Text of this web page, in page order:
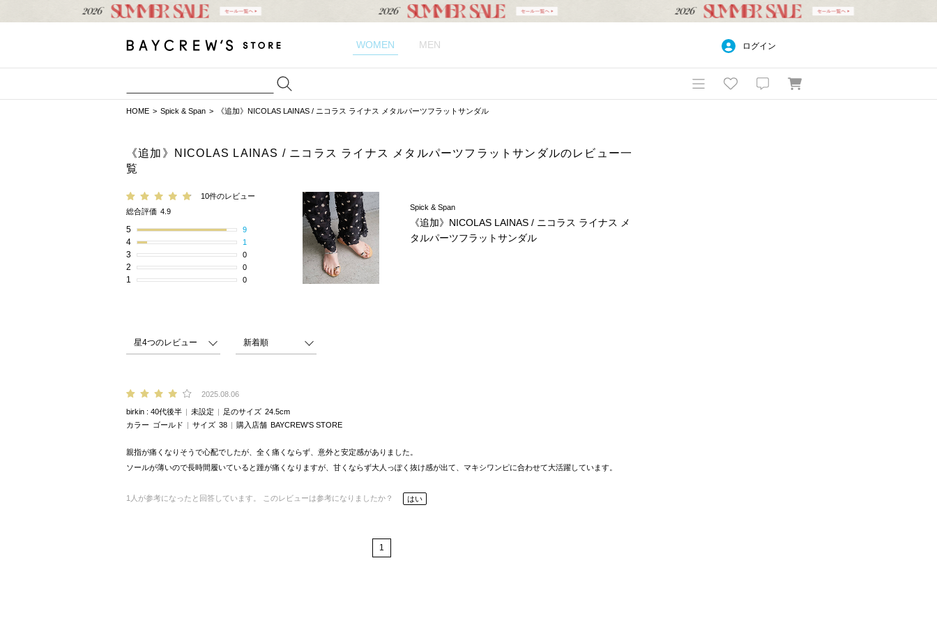
WOMEN MEN ログイン
HOME Spick & Span 《追加》NICOLAS LAINAS / ニコラス ライナス メタルパーツフラットサンダル
《追加》NICOLAS LAINAS / ニコラス ライナス メタルパーツフラットサンダルのレビュー一
覧
10件のレビュー
総合評価 4.9
5 9
4 1
3 0
2 0
1 0
Spick & Span
《追加》NICOLAS LAINAS / ニコラス ライナス メ
タルパーツフラットサンダル
2025.08.06
birkin 40代後半 未設定 足のサイズ 24.5cm
カラー ゴールド サイズ 38 購入店舗 BAYCREW’S STORE
親指が痛くなりそうで心配でしたが、全く痛くならず、意外と安定感がありました。
ソールが薄いので長時間履いていると踵が痛くなりますが、甘くならず大人っぽく抜け感が出て、マキシワンピに合わせて大活躍しています。
1 人が参考になったと回答しています。 このレビューは参考になりましたか？ はい
1